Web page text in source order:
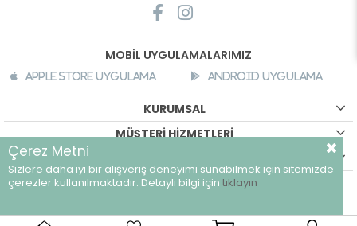
MOBİL UYGULAMALARIMIZ
Apple Store Uygulama Android Uygulama
KURUMSAL
MÜŞTERİ HİZMETLERİ
©breeze.com.tr - Tüm hakları saklıdır.
Çerez Metni
Sizlere daha iyi bir alışveriş deneyimi sunabilmek için sitemizde
çerezler kullanılmaktadır. Detaylı bilgi için tıklayın